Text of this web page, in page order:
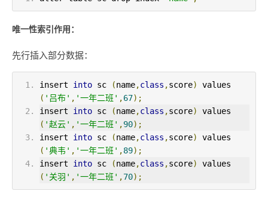
唯一性索引作用：
先行插入部分数据：
insert into sc (name,class ,score)
( '吕布' , '一年二班' ,67);
insert into sc (name,class ,score)
( '赵云' , '一年二班' ,90);
insert into sc (name,class ,score)
( '典韦' , '一年二班' ,89);
insert into sc (name,class ,score)
( '关羽' , '一年二班' ,70);